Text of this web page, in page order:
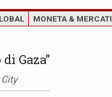
MONETA & MERCATI
Gaza”